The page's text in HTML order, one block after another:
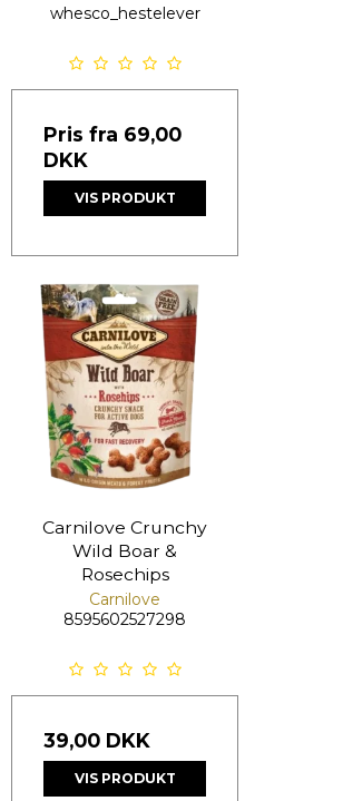
whesco_hestelever
Pris fra 69,00
DKK
VIS PRODUKT
Carnilove Crunchy
Wild Boar &
Rosechips
Carnilove
8595602527298
39,00 DKK
VIS PRODUKT